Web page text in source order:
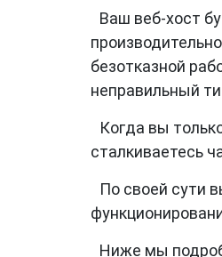
Ваш веб-хост
безотказной
неправильный
Когда вы
сталкиваетесь
По своей сути
Ниже мы